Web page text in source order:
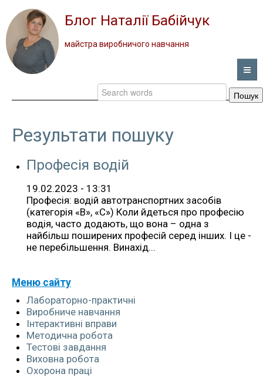
Блог Наталії Бабійчук
майстра виробничого навчання
ГОЛОВНА
НОВИНИ
ПОРТФОЛІО
ПРО ПРОФЕСІЮ
ЗВОРОТНИЙ ЗВ’ЯЗОК
NATASABABIJCUK@GMAIL.COM
Результати пошуку
Професія водій
19.02.2023 - 13:31
Професія: водій автотранспортних засобів
(категорія «В», «С») Коли йдеться про професію
водія, часто додають, що вона – одна з
найбільш поширених професій серед інших. І це -
не перебільшення. Винахід...
Меню сайту
Лабораторно-практичні
Виробниче навчання
Інтерактивні вправи
Методична робота
Тестові завдання
Виховна робота
Охорона праці